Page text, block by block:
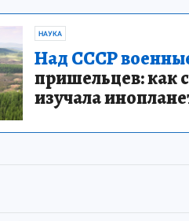
НАУКА
Над СССР
пришельцев: как
изучала